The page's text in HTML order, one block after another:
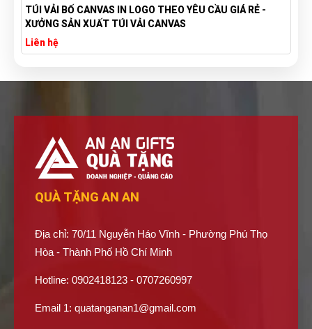
TÚI VẢI BỐ CANVAS IN LOGO THEO YÊU CẦU GIÁ RẺ -
XƯỞNG SẢN XUẤT TÚI VẢI CANVAS
Liên hệ
QUÀ TẶNG AN AN
Địa chỉ: 70/11 Nguyễn Háo Vĩnh - Phường Phú Thọ
Hòa - Thành Phố Hồ Chí Minh
Hotline: 0902418123 - 0707260997
Email 1: quatanganan1@gmail.com